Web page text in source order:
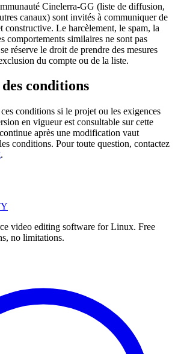
Cinelerra-GG (liste de diffusion,
canaux) sont invités à communiquer de
constructive. Le harcèlement, le spam, la
comportements similaires ne sont pas
réserve le droit de prendre des mesures
du compte ou de la liste.
conditions
conditions si le projet ou les exigences
en vigueur est consultable sur cette
après une modification vaut
conditions. Pour toute question, contactez
.
video editing software for Linux. Free
no limitations.